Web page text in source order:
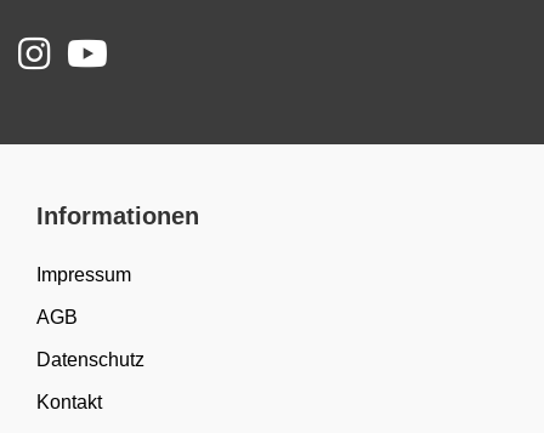
Informationen
Impressum
AGB
Datenschutz
Kontakt